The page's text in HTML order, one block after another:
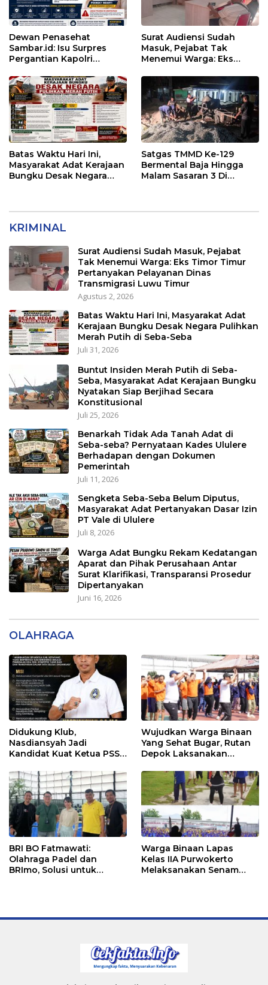
Dewan Penasehat
Sambar.id: Isu Surpres
Pergantian Kapolri
Kewenangan Mutlak di
Tangan Presiden
Surat Audiensi Sudah
Masuk, Pejabat Tak
Menemui Warga: Eks
Pelayanan Dinas
Transmigrasi Luwu Timur
Batas Waktu Hari Ini,
Masyarakat Adat Kerajaan
Bungku Desak Negara
Satgas TMMD Ke-129
Bermental Baja Hingga
Malam Sasaran 3 Di
KRIMINAL
Surat Audiensi Sudah Masuk, Pejabat
Tak Menemui Warga: Eks Timor Timur
Pertanyakan Pelayanan Dinas
Transmigrasi Luwu Timur
Agustus 2, 2026
Batas Waktu Hari Ini, Masyarakat Adat
Kerajaan Bungku Desak Negara Pulihkan
Merah Putih di Seba-Seba
Juli 31, 2026
Buntut Insiden Merah Putih di Seba-
Seba, Masyarakat Adat Kerajaan Bungku
Nyatakan Siap Berjihad Secara
Konstitusional
Juli 25, 2026
Benarkah Tidak Ada Tanah Adat di
Seba-seba? Pernyataan Kades Ululere
Berhadapan dengan Dokumen
Pemerintah
Juli 11, 2026
Sengketa Seba-Seba Belum Diputus,
Masyarakat Adat Pertanyakan Dasar Izin
PT Vale di Ululere
Juli 8, 2026
Warga Adat Bungku Rekam Kedatangan
Aparat dan Pihak Perusahaan Antar
Surat Klarifikasi, Transparansi Prosedur
Dipertanyakan
Juni 16, 2026
OLAHRAGA
Didukung Klub,
Nasdiansyah Jadi
Kandidat Kuat Ketua PSSI
Wujudkan Warga Binaan
Yang Sehat Bugar, Rutan
Depok Laksanakan
BRI BO Fatmawati:
Olahraga Padel dan
BRImo, Solusi untuk
Warga Binaan Lapas
Kelas IIA Purwokerto
Melaksanakan Senam